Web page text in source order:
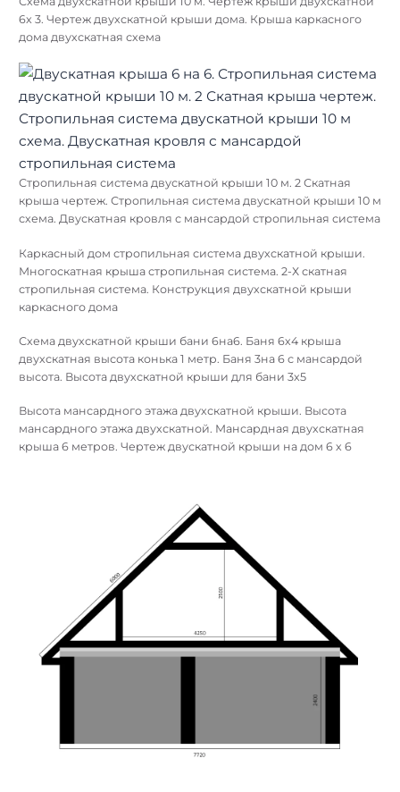
6x 3. Чертеж двухскатной крыши дома. Крыша каркасного
дома двухскатная схема
Стропильная система двускатной крыши 10 м. 2 Скатная
крыша чертеж. Стропильная система двускатной крыши 10 м
схема. Двускатная кровля с мансардой стропильная система
Каркасный дом стропильная система двухскатной крыши.
Многоскатная крыша стропильная система. 2-Х скатная
стропильная система. Конструкция двухскатной крыши
каркасного дома
Схема двухскатной крыши бани 6на6. Баня 6х4 крыша
двухскатная высота конька 1 метр. Баня 3на 6 с мансардой
мансардного этажа двухскатной. Мансардная двухскатная
крыша 6 метров. Чертеж двускатной крыши на дом 6 х 6